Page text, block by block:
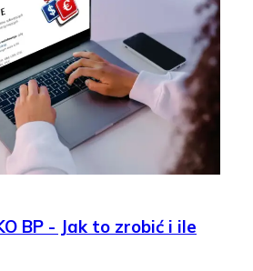
BP - Jak to zrobić i ile